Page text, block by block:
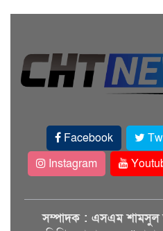
Facebook
Instagram
সম্পাদক : এসএম